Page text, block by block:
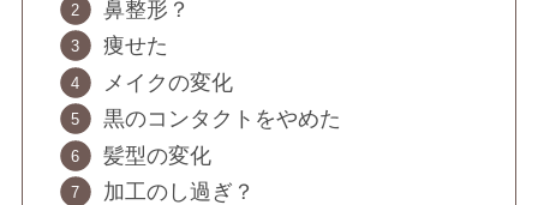
鼻整形？
痩せた
メイクの変化
黒のコンタクトをやめた
髪型の変化
加工のし過ぎ？